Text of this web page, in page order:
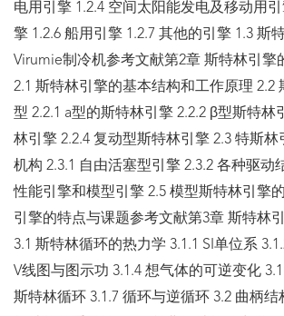
电用引擎 1.2.4 空间太阳能发电及移动用引
擎 1.2.6 船用引擎 1.2.7 其他的引擎 1.3 斯
Virumie制冷机参考文献第2章 斯特林引擎
2.1 斯特林引擎的基本结构和工作原理 2.2
型 2.2.1 a型的斯特林引擎 2.2.2 β型斯特林
林引擎 2.2.4 复动型斯特林引擎 2.3 特斯林
机构 2.3.1 自由活塞型引擎 2.3.2 各种驱动
性能引擎和模型引擎 2.5 模型斯特林引擎
引擎的特点与课题参考文献第3章 斯特林
3.1 斯特林循环的热力学 3.1.1 SI单位系
V线图与图示功 3.1.4 想气体的可逆变化
斯特林循环 3.1.7 循环与逆循环 3.2 曲柄结